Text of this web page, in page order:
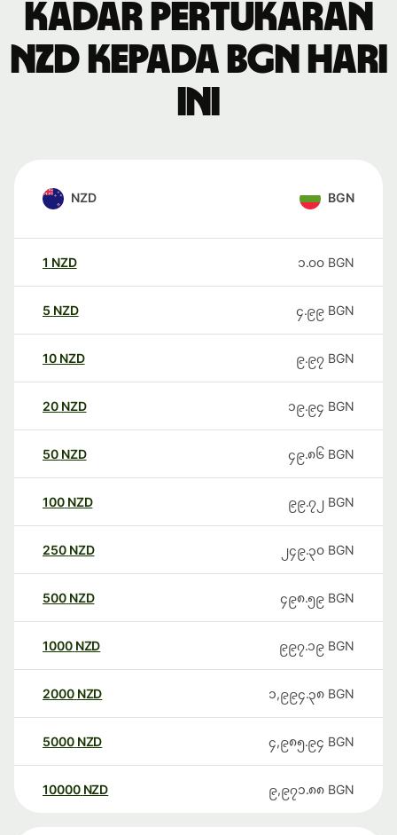
Kadar pertukaran
NZD kepada BGN hari
ini
NZD BGN
1 NZD ၁.၀၀ BGN
5 NZD ၄.၉၉ BGN
10 NZD ၉.၉၇ BGN
20 NZD ၁၉.၉၄ BGN
50 NZD ၄၉.၈၆ BGN
100 NZD ၉၉.၇၂ BGN
250 NZD ၂၄၉.၃၀ BGN
500 NZD ၄၉၈.၅၉ BGN
1000 NZD ၉၉၇.၁၉ BGN
2000 NZD ၁,၉၉၄.၃၈ BGN
5000 NZD ၄,၉၈၅.၉၄ BGN
10000 NZD ၉,၉၇၁.၈၈ BGN